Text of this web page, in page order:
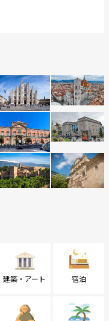
建築・アート 宿泊